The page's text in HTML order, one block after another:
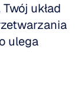
układ
ulega